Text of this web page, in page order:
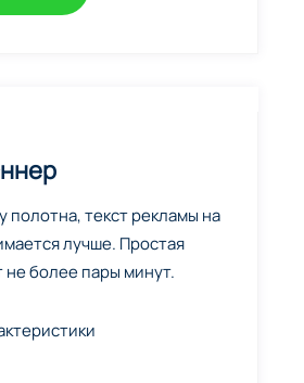
полотна, текст рекламы на
лучше. Простая
не более пары минут.